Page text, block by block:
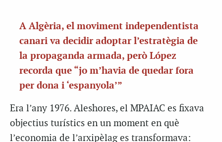
A Algèria, el moviment independentista
canari va decidir adoptar l’estratègia de
la propaganda armada, però López
recorda que “jo m’havia de quedar fora
per dona i ‘espanyola’”
Era l’any 1976. Aleshores, el MPAIAC es fixava
objectius turístics en un moment en què
l’economia de l’arxipèlag es transformava: